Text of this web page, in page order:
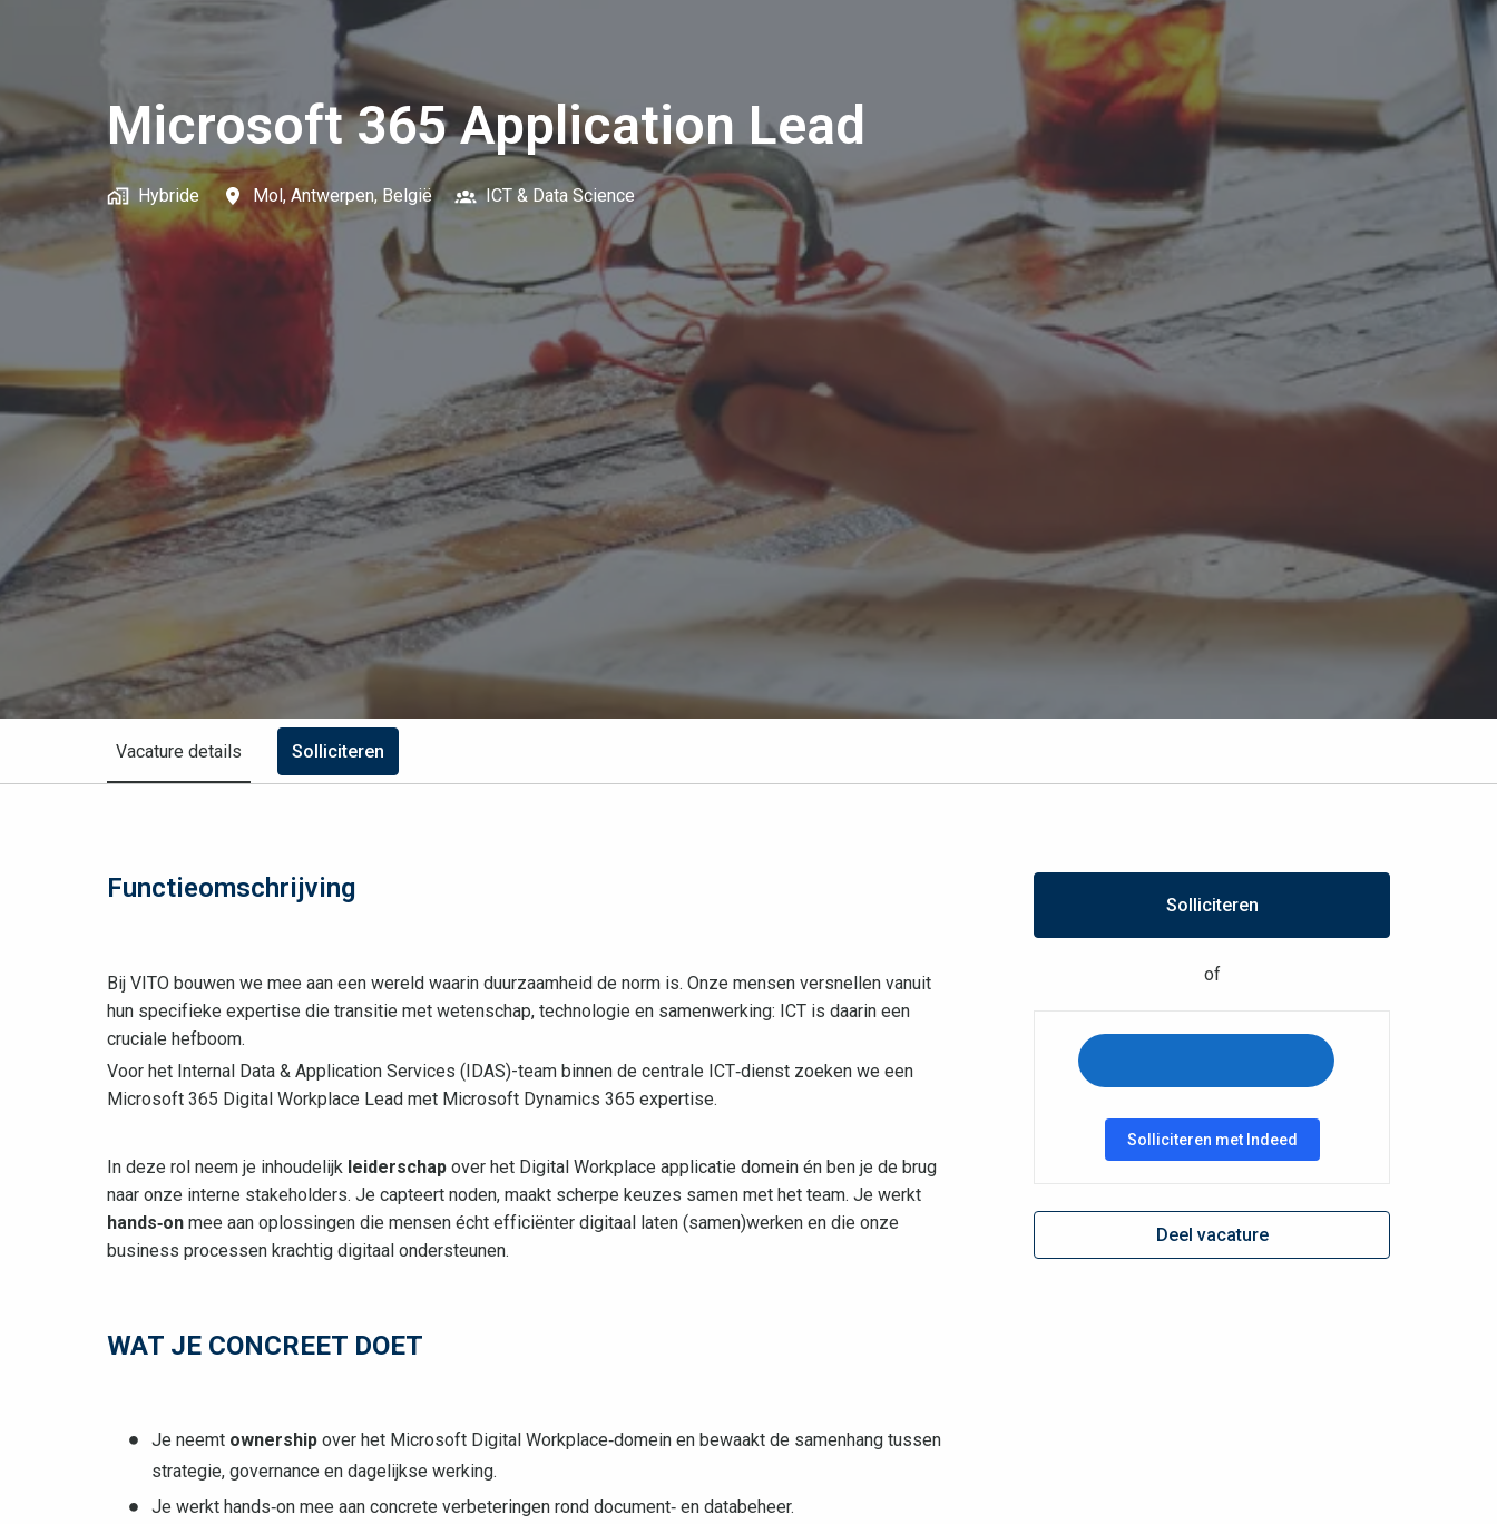
Microsoft 365 Application Lead
Hybride Mol, Antwerpen, België ICT & Data Science
Vacature details Solliciteren
Functieomschrijving
Bij VITO bouwen we mee aan een wereld waarin duurzaamheid de norm is. Onze mensen versnellen vanuit
hun specifieke expertise die transitie met wetenschap, technologie en samenwerking: ICT is daarin een
cruciale hefboom.
Voor het Internal Data & Application Services (IDAS)-team binnen de centrale ICT‑dienst zoeken we een
Microsoft 365 Digital Workplace Lead met Microsoft Dynamics 365 expertise.
In deze rol neem je inhoudelijk leiderschap over het Digital Workplace applicatie domein én ben je de brug
naar onze interne stakeholders. Je capteert noden, maakt scherpe keuzes samen met het team. Je werkt
hands‑on mee aan oplossingen die mensen écht efficiënter digitaal laten (samen)werken en die onze
business processen krachtig digitaal ondersteunen.
WAT JE CONCREET DOET
Je neemt ownership over het Microsoft Digital Workplace‑domein en bewaakt de samenhang tussen
strategie, governance en dagelijkse werking.
Je werkt hands‑on mee aan concrete verbeteringen rond document‑ en databeheer.
Solliciteren
of
Solliciteren met Indeed
Deel vacature